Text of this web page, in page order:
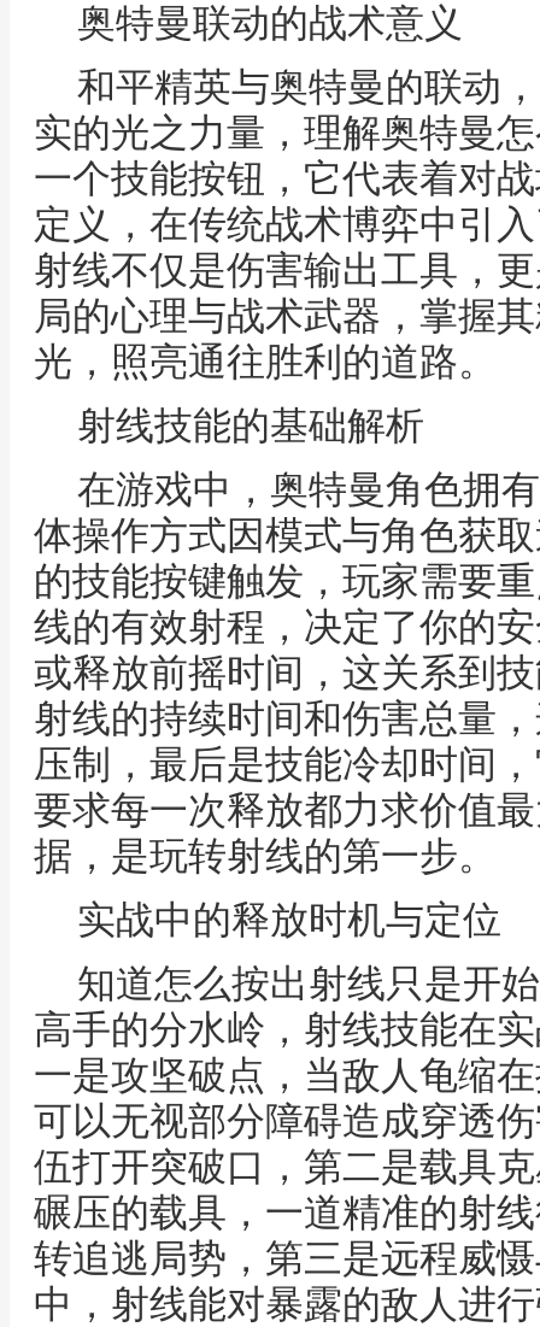
奥特曼联动的战术意义
和平精英与奥特曼的联动
实的光之力量，理解奥特曼
一个技能按钮，它代表着对
定义，在传统战术博弈中引
射线不仅是伤害输出工具，
局的心理与战术武器，掌握
光，照亮通往胜利的道路。
射线技能的基础解析
在游戏中，奥特曼角色拥
体操作方式因模式与角色获
的技能按键触发，玩家需要
线的有效射程，决定了你的
或释放前摇时间，这关系到
射线的持续时间和伤害总量
压制，最后是技能冷却时间
要求每一次释放都力求价值
据，是玩转射线的第一步。
实战中的释放时机与定位
知道怎么按出射线只是开
高手的分水岭，射线技能在
一是攻坚破点，当敌人龟缩
可以无视部分障碍造成穿透
伍打开突破口，第二是载具
碾压的载具，一道精准的射
转追逃局势，第三是远程威
中，射线能对暴露的敌人进